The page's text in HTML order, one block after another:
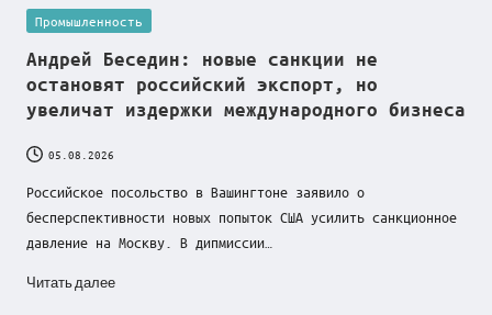
у
с
е
«Северсталь» и ИНХС РАН обсудили новые
технологические проекты
Эксперт ТПП РФ Василий Ракитин: рост
угледобычи в Сибири подтверждает
восстановление экспортного потенциала
отрасли
российских горнопромышленных проектов
26.07.2026
нефтепереработки и меры поддержки мини- и
Posted
Промышленность
Андрей Беседин: новые санкции не
остановят российский экспорт, но
увеличат издержки международного бизнеса
05.08.2026
Российское посольство в Вашингтоне заявило о
бесперспективности новых попыток США усилить санкционное
давление на Москву. В дипмиссии…
Читать далее